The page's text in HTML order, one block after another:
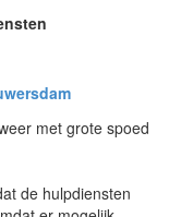
met grote spoed
de hulpdiensten